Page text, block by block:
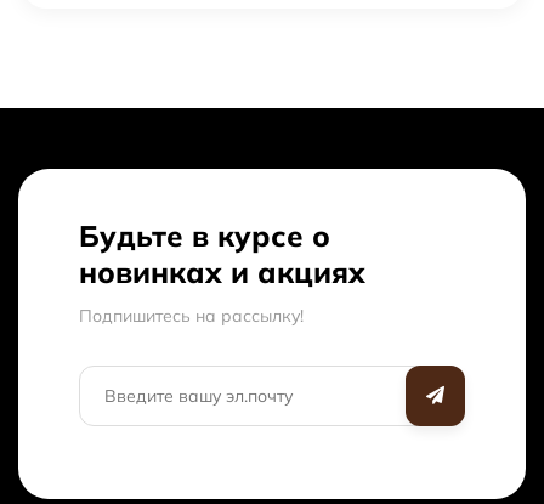
Будьте в курсе о
новинках и акциях
Подпишитесь на рассылкy!